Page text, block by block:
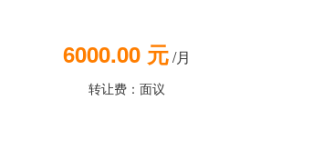
6000.00 元/月
转让费：面议